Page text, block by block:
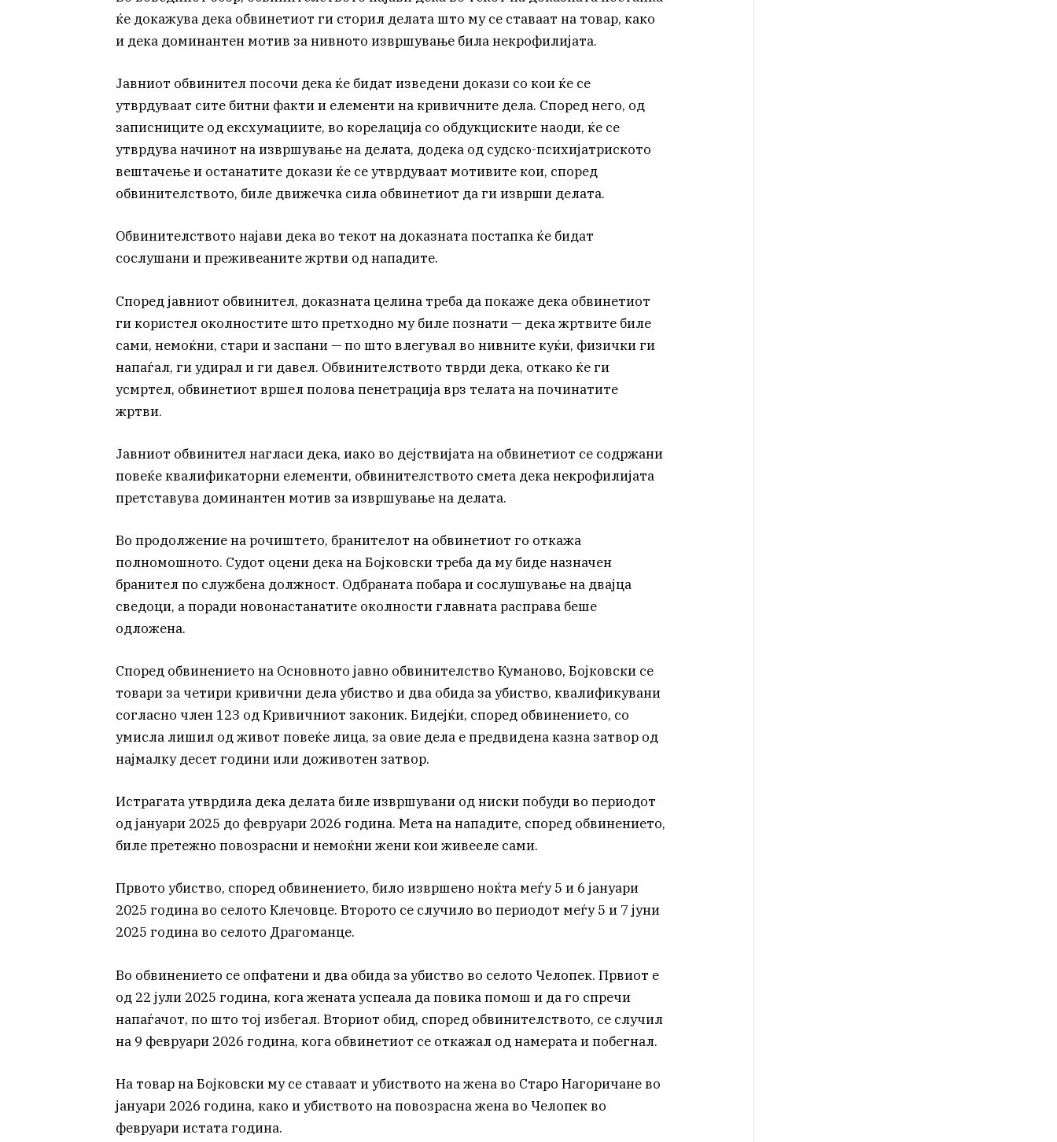
ќе докажува дека обвинетиот ги сторил делата што му се ставаат на товар, како
и дека доминантен мотив за нивното извршување била некрофилијата.
Јавниот обвинител посочи дека ќе бидат изведени докази со кои ќе се
утврдуваат сите битни факти и елементи на кривичните дела. Според него, од
записниците од ексхумациите, во корелација со обдукциските наоди, ќе се
утврдува начинот на извршување на делата, додека од судско-психијатриското
вештачење и останатите докази ќе се утврдуваат мотивите кои, според
обвинителството, биле движечка сила обвинетиот да ги изврши делата.
Обвинителството најави дека во текот на доказната постапка ќе бидат
сослушани и преживеаните жртви од нападите.
Според јавниот обвинител, доказната целина треба да покаже дека обвинетиот
ги користел околностите што претходно му биле познати — дека жртвите биле
сами, немоќни, стари и заспани — по што влегувал во нивните куќи, физички ги
напаѓал, ги удирал и ги давел. Обвинителството тврди дека, откако ќе ги
усмртел, обвинетиот вршел полова пенетрација врз телата на починатите
жртви.
Јавниот обвинител нагласи дека, иако во дејствијата на обвинетиот се содржани
повеќе квалификаторни елементи, обвинителството смета дека некрофилијата
претставува доминантен мотив за извршување на делата.
Во продолжение на рочиштето, бранителот на обвинетиот го откажа
полномошното. Судот оцени дека на Бојковски треба да му биде назначен
бранител по службена должност. Одбраната побара и сослушување на двајца
сведоци, а поради новонастанатите околности главната расправа беше
одложена.
Според обвинението на Основното јавно обвинителство Куманово, Бојковски се
товари за четири кривични дела убиство и два обида за убиство, квалификувани
согласно член 123 од Кривичниот законик. Бидејќи, според обвинението, со
умисла лишил од живот повеќе лица, за овие дела е предвидена казна затвор од
најмалку десет години или доживотен затвор.
Истрагата утврдила дека делата биле извршувани од ниски побуди во периодот
од јануари 2025 до февруари 2026 година. Мета на нападите, според обвинението,
биле претежно повозрасни и немоќни жени кои живееле сами.
Првото убиство, според обвинението, било извршено ноќта меѓу 5 и 6 јануари
2025 година во селото Клечовце. Второто се случило во периодот меѓу 5 и 7 јуни
2025 година во селото Драгоманце.
Во обвинението се опфатени и два обида за убиство во селото Челопек. Првиот е
од 22 јули 2025 година, кога жената успеала да повика помош и да го спречи
напаѓачот, по што тој избегал. Вториот обид, според обвинителството, се случил
на 9 февруари 2026 година, кога обвинетиот се откажал од намерата и побегнал.
На товар на Бојковски му се ставаат и убиството на жена во Старо Нагоричане во
јануари 2026 година, како и убиството на повозрасна жена во Челопек во
февруари истата година.